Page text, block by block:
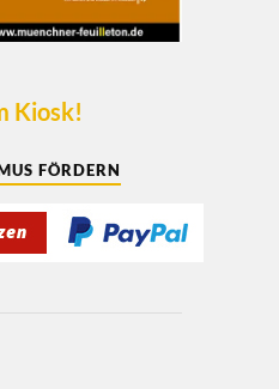
Kiosk!
FÖRDERN